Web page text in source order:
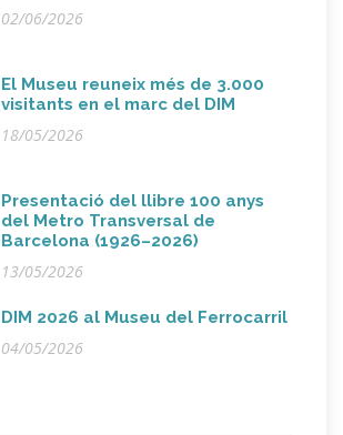
02/06/2026
El Museu reuneix més de 3.000
visitants en el marc del DIM
18/05/2026
Presentació del llibre 100 anys
del Metro Transversal de
Barcelona (1926–2026)
13/05/2026
DIM 2026 al Museu del Ferrocarril
04/05/2026